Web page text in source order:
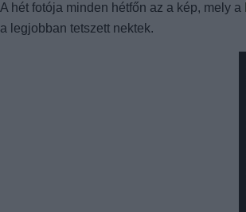
A hét fotója minden hétfőn az a kép, mely a
a legjobban tetszett nektek.